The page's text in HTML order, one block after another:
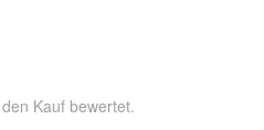
Kauf bewertet.